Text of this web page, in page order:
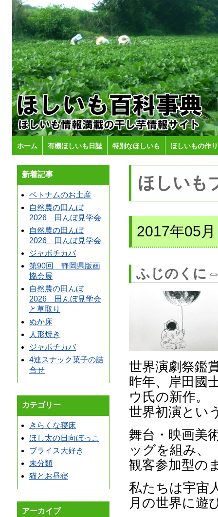
ホーム 有機ほしいも日誌 特別なほしいも ほしいもの作
新着記事
ベトナムのお土産
自然農の田んぼ
2026 田んぼ見学会
自然農の田んぼ
2026 田んぼ見学会
ジャボチカバ
第90回 静岡県版画
協会展
自然農の田んぼ
2026 田んぼ見学会
と草取り
ぬか床
人形焼き
ジャボチカバ
4連スナック菓子の詰
合せ
カテゴリー
きらくな寝床
ほし太の日向ぼっこ
ブライス大好き
未分類
猫とお昼寝
アーカイブ
ほしいも
2017年05月
ふじのくに
世界演劇祭鑑
昨年、岸田國
ウ氏の新作。
世界初演とい
舞台・映画美
ッグを組み、
観客参加型の
私たちは宇宙
月の世界に遊